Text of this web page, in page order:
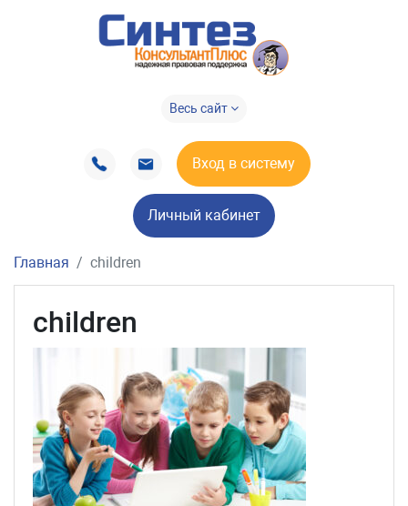
Весь сайт
Вход в систему
Личный кабинет
Главная children
children